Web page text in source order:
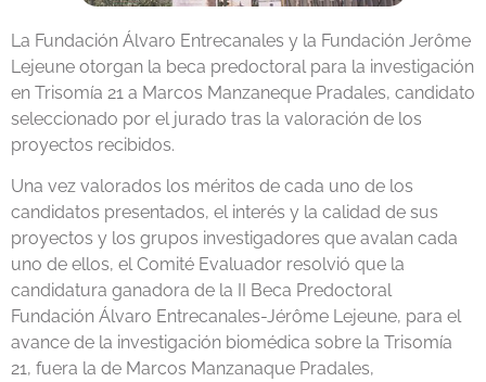
La Fundación Álvaro Entrecanales y la Fundación Jerôme
Lejeune otorgan la beca predoctoral para la investigación
en Trisomía 21 a Marcos Manzaneque Pradales, candidato
seleccionado por el jurado tras la valoración de los
proyectos recibidos.
Una vez valorados los méritos de cada uno de los
candidatos presentados, el interés y la calidad de sus
proyectos y los grupos investigadores que avalan cada
uno de ellos, el Comité Evaluador resolvió que la
candidatura ganadora de la II Beca Predoctoral
Fundación Álvaro Entrecanales-Jérôme Lejeune, para el
avance de la investigación biomédica sobre la Trisomía
21, fuera la de Marcos Manzanaque Pradales,